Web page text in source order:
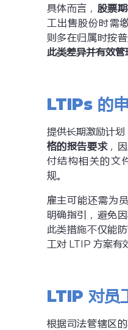
具体而言， 股票
工出售股份时需
则多在归属时按
此类差异并有效管
LTIPs 的
提供长期激励计
格的报告要求，
付结构相关的文
规。
雇主可能还需为
明确指引，避免
此类措施不仅能
工对 LTIP 方案有
LTIP 对员
根据司法管辖区